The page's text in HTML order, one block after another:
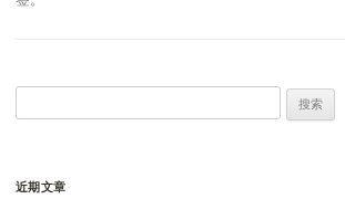
索：
近期文章